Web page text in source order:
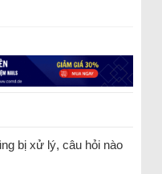
bị xử lý, câu hỏi nào